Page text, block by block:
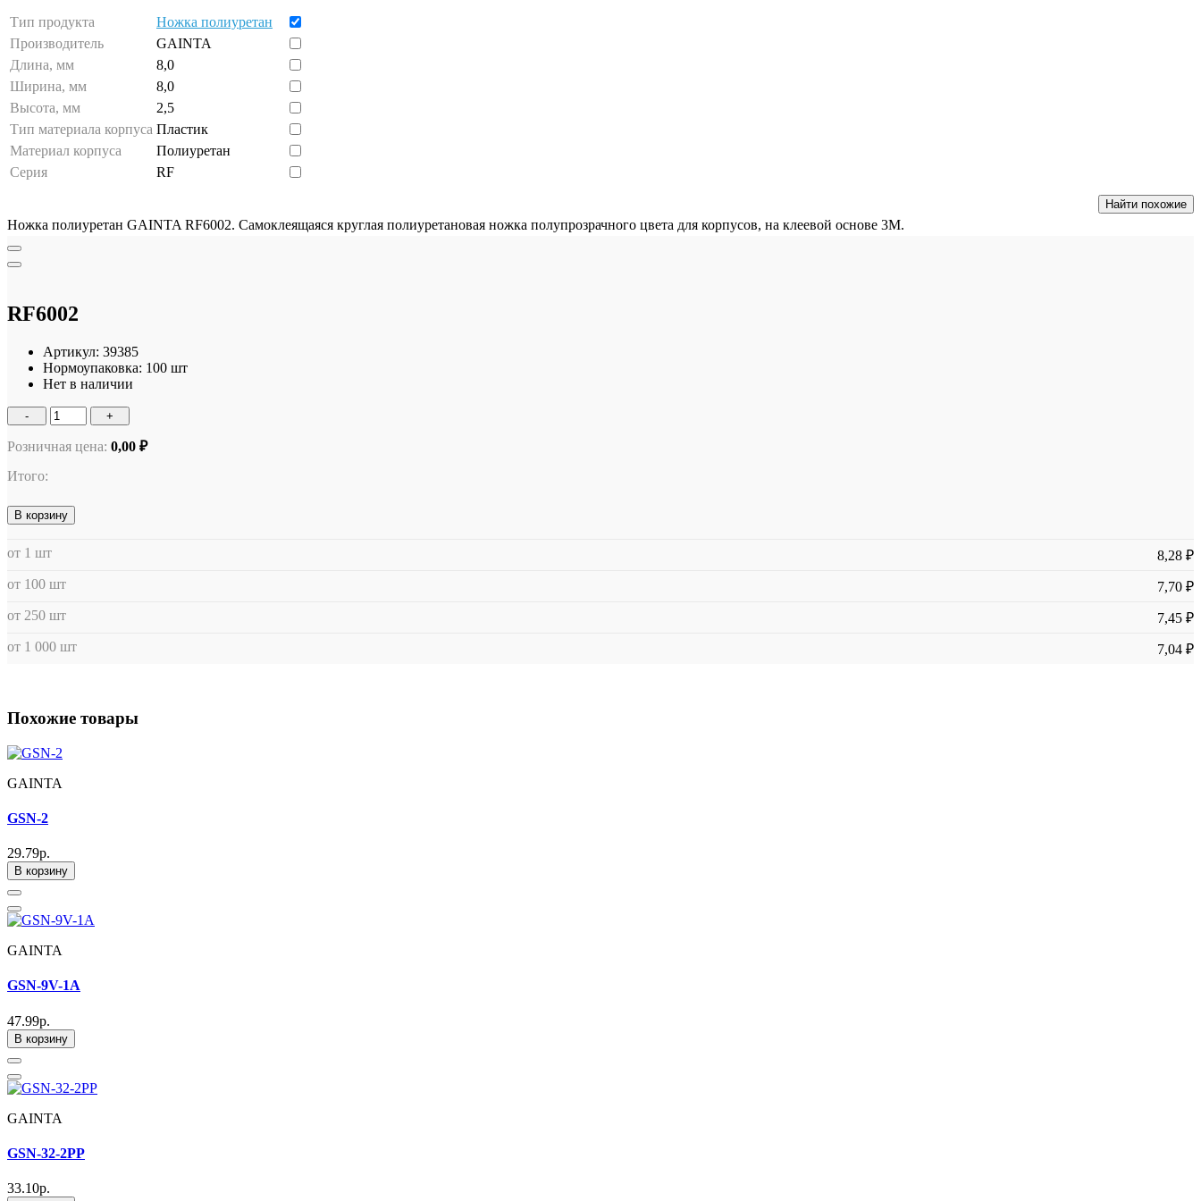
Тип продукта
Ножка полиуретан
Производитель
GAINTA
Длина, мм
8,0
Ширина, мм
8,0
Высота, мм
2,5
Тип материала корпуса Пластик
Материал корпуса
Полиуретан
Серия
RF
Найти похожие
Ножка полиуретан GAINTA RF6002. Самоклеящаяся круглая полиуретановая ножка полупрозрачного цвета для корпусов, на клеевой основе 3M.
RF6002
Артикул: 39385
Нормоупаковка: 100 шт
Нет в наличии
- +
Розничная цена: 0,00 ₽
Итого:
В корзину
от 1 шт
8,28 ₽
от 100 шт
7,70 ₽
от 250 шт
7,45 ₽
от 1 000 шт
7,04 ₽
Похожие товары
GAINTA
GSN-2
29.79р.
В корзину
GAINTA
GSN-9V-1A
47.99р.
В корзину
GAINTA
GSN-32-2PP
33.10р.